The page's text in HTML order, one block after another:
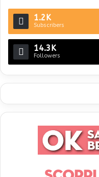
1.2K
Subscribers
14.3K
Followers